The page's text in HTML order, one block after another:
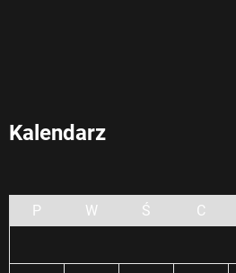
Kalendarz
P W Ś C